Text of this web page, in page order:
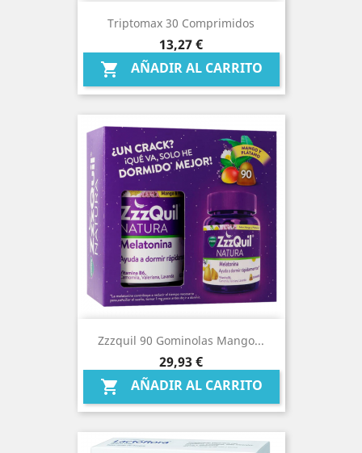
Triptomax 30 Comprimidos
Precio
13,27 €
 AÑADIR AL CARRITO
Zzzquil 90 Gominolas Mango...
Precio
29,93 €
 AÑADIR AL CARRITO